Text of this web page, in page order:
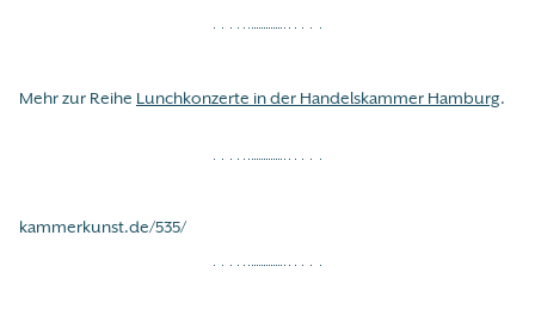
Mehr zur Reihe Lunchkonzerte in der Handelskammer Hamburg.
kammerkunst.de/535/